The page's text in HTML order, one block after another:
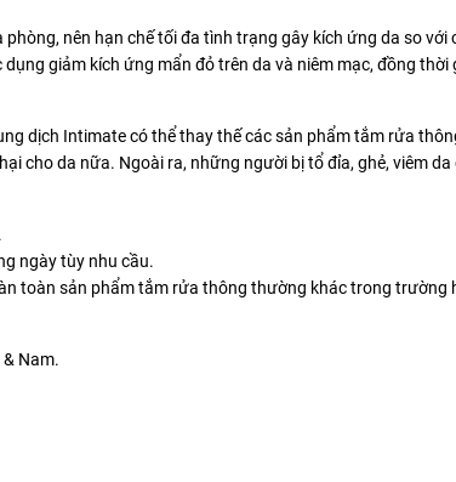
nên hạn chế tối đa tình trạng gây kích ứng da so
giảm kích ứng mẩn đỏ trên da và niêm mạc, đồng thời
dịch Intimate có thể thay thế các sản phẩm tắm rửa
cho da nữa. Ngoài ra, những người bị tổ đỉa, ghẻ, viêm
ngày tùy nhu cầu.
toàn sản phẩm tắm rửa thông thường khác trong trường
Nam.